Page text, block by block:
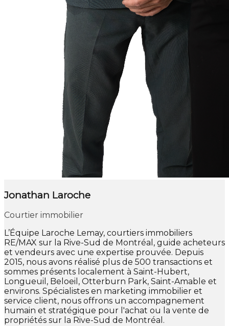
Jonathan Laroche
Courtier immobilier
L’Équipe Laroche Lemay, courtiers immobiliers
RE/MAX sur la Rive-Sud de Montréal, guide acheteurs
et vendeurs avec une expertise prouvée. Depuis
2015, nous avons réalisé plus de 500 transactions et
sommes présents localement à Saint-Hubert,
Longueuil, Beloeil, Otterburn Park, Saint-Amable et
environs. Spécialistes en marketing immobilier et
service client, nous offrons un accompagnement
humain et stratégique pour l'achat ou la vente de
propriétés sur la Rive-Sud de Montréal.